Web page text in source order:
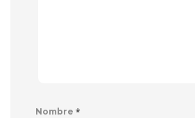
Nombre *